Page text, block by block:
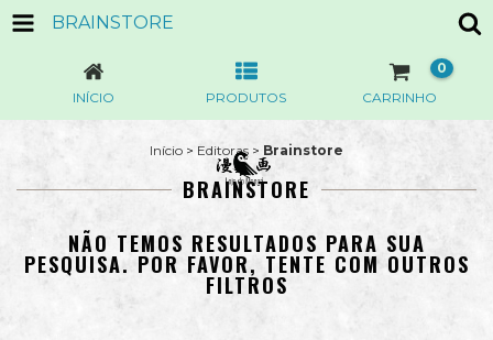
BRAINSTORE
INÍCIO PRODUTOS CARRINHO
0
Início > Editoras > Brainstore
BRAINSTORE
NÃO TEMOS RESULTADOS PARA SUA
PESQUISA. POR FAVOR, TENTE COM OUTROS
FILTROS